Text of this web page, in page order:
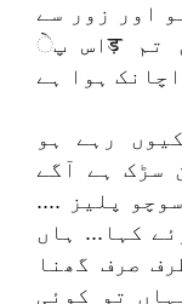
اور زور سے
اس پेड़ سے ٹکرا جائے... دکھتا نہیں تم
رہے ہو
سڑک ہے آگے
پلیز ....
کہا... ہاں
صرف گھنا
تو کوئی